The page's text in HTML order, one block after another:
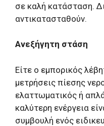
σε καλή κατάσταση.
αντικατασταθούν.
Ανεξήγητη στάση
Είτε ο εμπορικός
μετρήσεις πίεσης
ελαττωματικός ή
καλύτερη ενέργεια
συμβουλή ενός